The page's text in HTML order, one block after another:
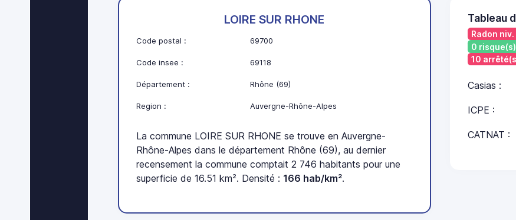
LOIRE SUR RHONE
Code postal : 69700
Code insee : 69118
Département : Rhône (69)
Region : Auvergne-Rhône-Alpes
La commune LOIRE SUR RHONE se trouve en Auvergne-
Rhône-Alpes dans le département Rhône (69), au dernier
recensement la commune comptait 2 746 habitants pour une
superficie de 16.51 km². Densité : 166 hab/km².
Tableau
Radon niv.
0
10
Casias :
ICPE :
CATNAT :